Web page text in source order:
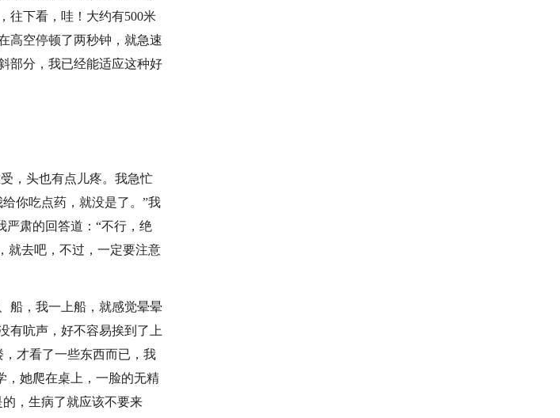
往下看，哇！大约有500米
高空停顿了两秒钟，就急速
部分，我已经能适应这种好
，头也有点儿疼。我急忙
你吃点药，就没是了。”我
严肃的回答道：“不行，绝
就去吧，不过，一定要注意
船，我一上船，就感觉晕晕
有吭声，好不容易挨到了上
才看了一些东西而已，我
，她爬在桌上，一脸的无精
，生病了就应该不要来